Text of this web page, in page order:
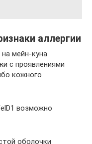
аллергии
мейн-куна
с проявлениями
кожного
возможно
оболочки